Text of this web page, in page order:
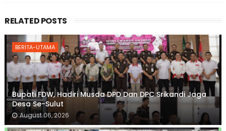
RELATED POSTS
BERITA-UTAMA
Bupati FDW, Hadiri Musda DPD Dan DPC Srikandi Jaga
Desa Se-Sulut
August 06, 2026